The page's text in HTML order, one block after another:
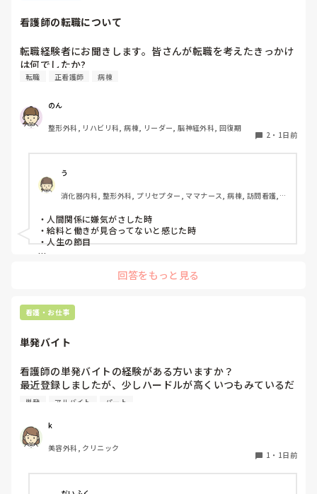
れば微々たるもの、取るに足らないものかなと思います。(人に
よると思いますが) もちろん「うわぁ…」と思いながら行くお
ませんが、そこは療養環境になるので環境整備という名目でヘ
ルパーさんやケアマネさんと協力してちょっとずつ環境を整え
ることも検討したりしてます。
看護師の転職について
転職経験者にお聞きします。皆さんが転職を考えたきっかけ
は何でしたか?
転職 正看護師 病棟
のん
整形外科, リハビリ科, 病棟, リーダー, 脳神経外科, 回復期
2 ・ 1日前
う
消化器内科, 整形外科, プリセプター, ママナース, 病棟, 訪問看護,
・人間関係に嫌気がさした時
・給料と働きが見合ってないと感じた時
・人生の節目
回答をもっと見る
看護・お仕事
単発バイト
看護師の単発バイトの経験がある方いますか？
最近登録しましたが、少しハードルが高くいつもみているだ
けです。
ような雰囲気なのか知りたいです。
単発 アルバイト パート
k
美容外科, クリニック
1 ・ 1日前